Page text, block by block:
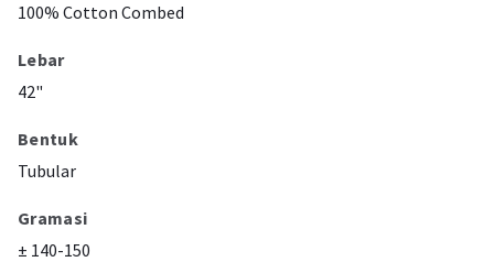
100% Cotton Combed
Lebar
42"
Bentuk
Tubular
Gramasi
± 140-150